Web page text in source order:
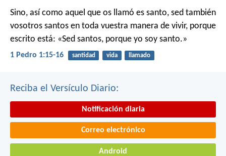
Sino, así como aquel que os llamó es santo, sed también
vosotros santos en toda vuestra manera de vivir, porque
escrito está: «Sed santos, porque yo soy santo.»
1 Pedro 1:15-16 santidad vida llamado
Reciba el Versículo Diario:
Notificación diaria
Correo electrónico
Android